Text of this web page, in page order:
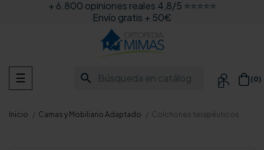
+ 6.800 opiniones reales 4,8/5 ⭐⭐⭐⭐⭐
Envío gratis + 50€
search  (0)
Navegación
de
☰
Inicio Camas y Mobiliario Adaptado Colchones terapéuticos